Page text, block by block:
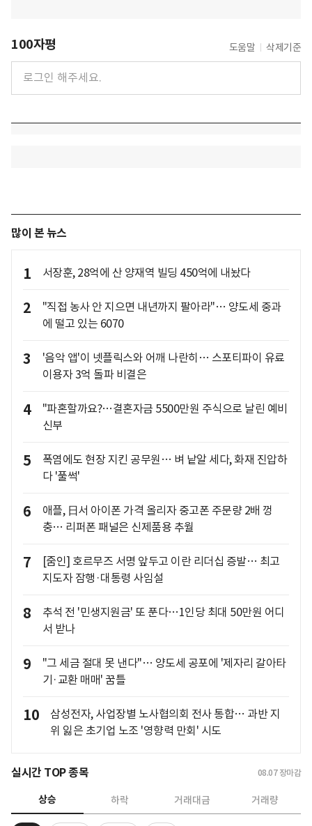
100자평 도움말 삭제기준
많이 본 뉴스
1 서장훈, 28억에 산 양재역 빌딩 450억에 내놨다
2
"직접 농사 안 지으면 내년까지 팔아라"… 양도세 중과
에 떨고 있는 6070
3
'음악 앱'이 넷플릭스와 어깨 나란히… 스포티파이 유료
이용자 3억 돌파 비결은
4
"파혼할까요?…결혼자금 5500만원 주식으로 날린 예비
신부
5
폭염에도 현장 지킨 공무원… 벼 낱알 세다, 화재 진압하
다 '풀썩'
6
애플, 日서 아이폰 가격 올리자 중고폰 주문량 2배 껑
충… 리퍼폰 패널은 신제품용 추월
7
[줌인] 호르무즈 서명 앞두고 이란 리더십 증발… 최고
지도자 잠행·대통령 사임설
8
추석 전 '민생지원금' 또 푼다…1인당 최대 50만원 어디
서 받나
9
"그 세금 절대 못 낸다"… 양도세 공포에 '제자리 갈아타
기·교환 매매' 꿈틀
10
삼성전자, 사업장별 노사협의회 전사 통합… 과반 지
위 잃은 초기업 노조 '영향력 만회' 시도
실시간 TOP 종목 08.07 장마감
상승 하락 거래대금 거래량